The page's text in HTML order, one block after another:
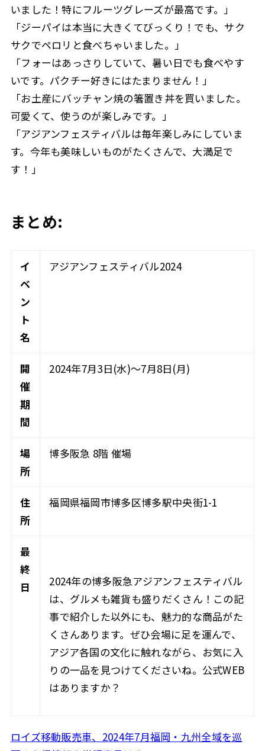
いました！特にフルーツグレーズが最高です。」
「ジーパイは本当に大きくてびっくり！でも、サク
サクでペロリと食べちゃいました。」
「フォーはあっさりしていて、暑い日でも食べやす
いです。パクチー好きにはたまりません！」
「お土産にバッチャン焼の箸置き丼を買いました。
可愛くて、使うのが楽しみです。」
「アジアンフェスティバルは毎年楽しみにしていま
す。今年も美味しいものがたくさんで、大満足で
す！」
まとめ:
イ
ベ
ン
ト
名
アジアンフェスティバル2024
開
催
期
間
2024年7月3日(水)～7月8日(月)
場
所
博多阪急 8階 催場
住
所
福岡県福岡市博多区博多駅中央街1-1
最
終
日
2024年の博多阪急アジアンフェスティバル
は、グルメも雑貨も盛りだくさん！この記
事で紹介した以外にも、魅力的な商品がた
くさんあります。ぜひ会場に足を運んで、
アジア各国の文化に触れながら、お気に入
りの一品を見つけてくださいね。公式WEB
はありますか？
ロイズ移動販売車、2024年7月福岡・九州全域を巡